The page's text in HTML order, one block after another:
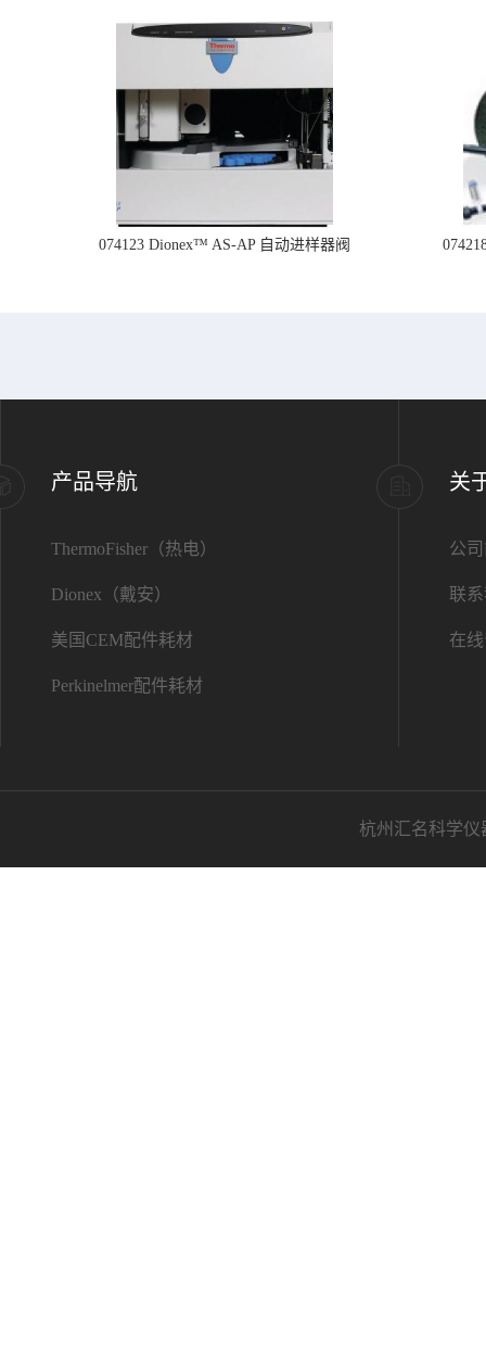
074123 Dionex™ AS-AP 自动进样器阀
产品导航
ThermoFisher（热电）
Dionex（戴安）
美国CEM配件耗材
Perkinelmer配件耗材
关
公
联
在
杭州汇名科学仪